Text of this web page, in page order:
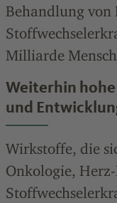
Behandlung
Milliarde
Weiterhin
und
Wirkstoffe, die
Onkologie,